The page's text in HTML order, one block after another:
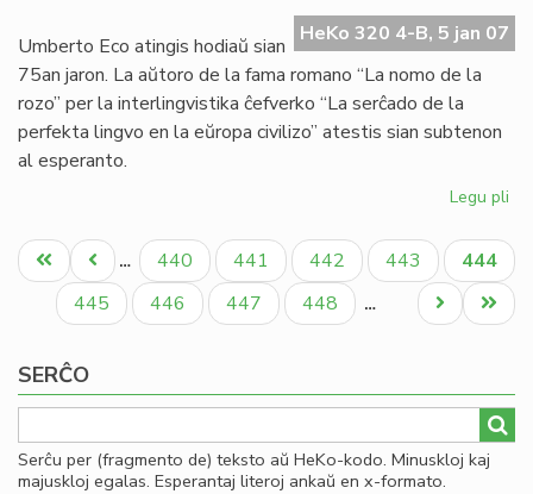
HeKo 320 4-B, 5 jan 07
Umberto Eco atingis hodiaŭ sian
75an jaron. La aŭtoro de la fama romano “La nomo de la
rozo” per la interlingvistika ĉefverko “La serĉado de la
perfekta lingvo en la eŭropa civilizo” atestis sian subtenon
al esperanto.
Legu pli
Pagination
Unua
paĝo
Antaŭa
paĝo
… Paĝo
440 Paĝo
441 Paĝo
442 Paĝo
443
Aktuala
paĝo
444
Paĝo
445 Paĝo
446 Paĝo
447 Paĝo
448 …
Last
page
Next
page
SERĈO
Serĉu per (fragmento de) teksto aŭ HeKo-kodo. Minuskloj kaj
majuskloj egalas. Esperantaj literoj ankaŭ en x-formato.